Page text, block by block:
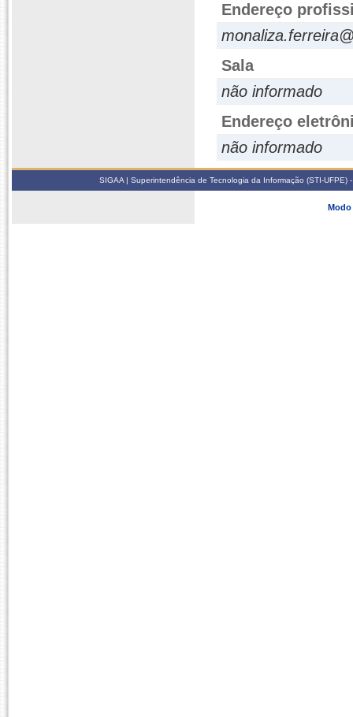
Endereço
Sala
não informado
Endereço
não informado
SIGAA | Superintendência de Tecnologia da Informação (STI-
Modo